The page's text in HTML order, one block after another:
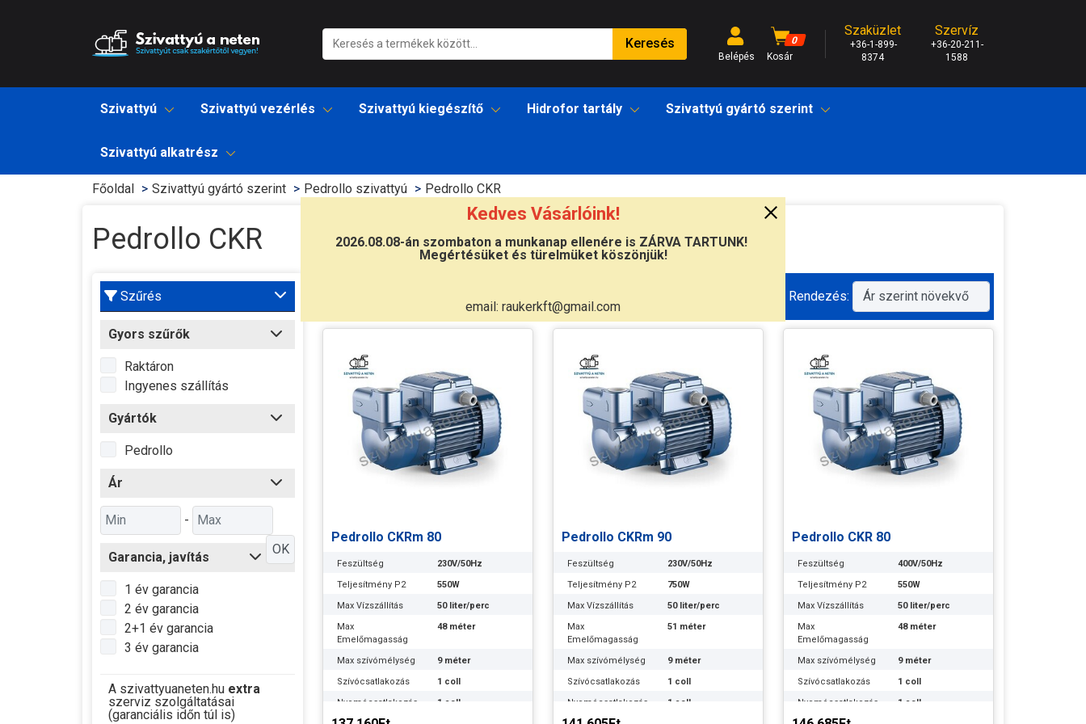
Kedves Vásárlóink!
2026.08.08-án szombaton a munkanap ellenére is ZÁRVA TARTUNK!
Megértésüket és türelmüket köszönjük!
email: raukerkft@gmail.com
Keresés
Belépés
0
Kosár
Szaküzlet
+36-1-899-
8374
Szervíz
+36-20-211-
1588
Szivattyú Szivattyú vezérlés Szivattyú kiegészítő Hidrofor tartály Szivattyú gyártó szerint
Szivattyú alkatrész
Főoldal Szivattyú gyártó szerint Pedrollo szivattyú Pedrollo CKR
Pedrollo CKR
Szűrés
Gyors szűrők
Raktáron
Ingyenes szállítás
Gyártók
Pedrollo
Ár
-
OK
Garancia, javítás
1 év garancia
2 év garancia
2+1 év garancia
3 év garancia
A szivattyuaneten.hu extra
szerviz szolgáltatásai
(garanciális időn túl is)
Rendezés:
Pedrollo CKRm 80
Feszültség
230V/50Hz
Teljesítmény P2
550W
Max Vízszállítás
50 liter/perc
Max
Emelőmagasság
48 méter
Max szívómélység
9 méter
Szívócsatlakozás
1 coll
Nyomócsatlakozás
1 coll
Pedrollo CKRm 90
Feszültség
230V/50Hz
Teljesítmény P2
750W
Max Vízszállítás
50 liter/perc
Max
Emelőmagasság
51 méter
Max szívómélység
9 méter
Szívócsatlakozás
1 coll
Nyomócsatlakozás
1 coll
Pedrollo CKR 80
Feszültség
400V/50Hz
Teljesítmény P2
550W
Max Vízszállítás
50 liter/perc
Max
Emelőmagasság
48 méter
Max szívómélység
9 méter
Szívócsatlakozás
1 coll
Nyomócsatlakozás
1 coll